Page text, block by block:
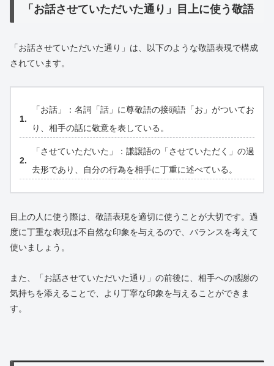
「お話させていただいた通り」目上に使う敬語
「お話させていただいた通り」は、以下のような敬語表現で構成
されています。
「お話」：名詞「話」に尊敬語の接頭語「お」がついてお
り、相手の話に敬意を表している。
「させていただいた」：謙譲語の「させていただく」の過
去形であり、自分の行為を相手に丁重に述べている。
目上の人に使う際は、敬語表現を適切に使うことが大切です。過
度に丁重な表現は不自然な印象を与えるので、バランスを考えて
使いましょう。
また、「お話させていただいた通り」の前後に、相手への感謝の
気持ちを添えることで、より丁寧な印象を与えることができま
す。